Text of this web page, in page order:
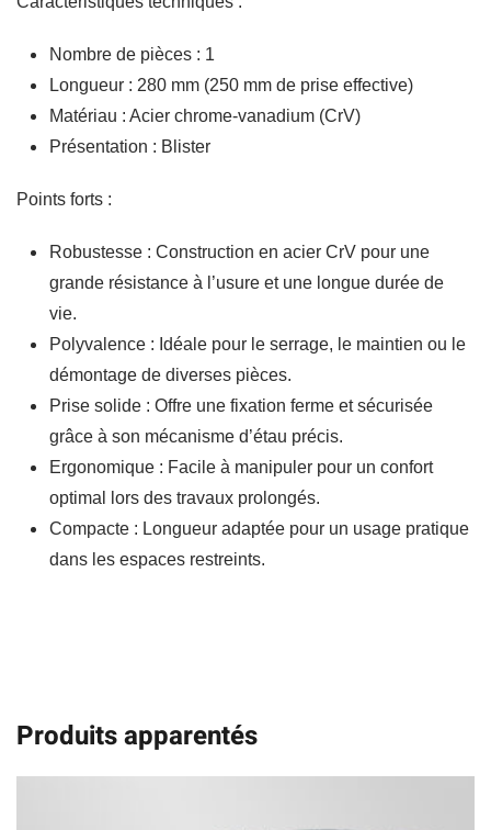
Nombre de pièces : 1
Longueur : 280 mm (250 mm de prise effective)
Matériau : Acier chrome-vanadium (CrV)
Présentation : Blister
Points forts :
Robustesse : Construction en acier CrV pour une
grande résistance à l’usure et une longue durée de
vie.
Polyvalence : Idéale pour le serrage, le maintien ou le
démontage de diverses pièces.
Prise solide : Offre une fixation ferme et sécurisée
grâce à son mécanisme d’étau précis.
Ergonomique : Facile à manipuler pour un confort
optimal lors des travaux prolongés.
Compacte : Longueur adaptée pour un usage pratique
dans les espaces restreints.
Produits apparentés